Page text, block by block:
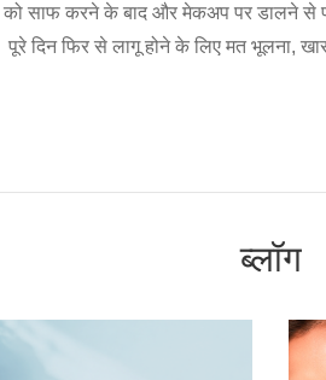
करने के बाद और मेकअप पर डालने से
पूरे दिन फिर से लागू होने के लिए मत भूलना,
ब्लॉग